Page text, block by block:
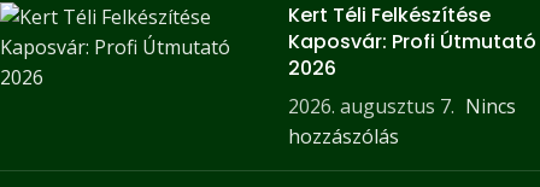
Kert Téli Felkészítése
Kaposvár: Profi Útmutató
2026
2026. augusztus 7. Nincs
hozzászólás